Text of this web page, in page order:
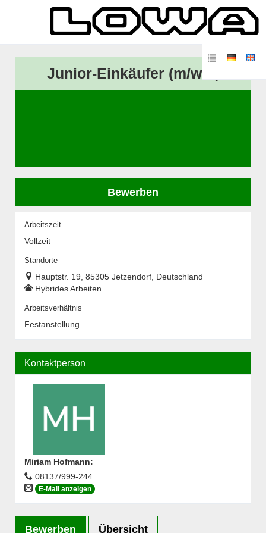
Junior-Einkäufer (m/w/d)
Bewerben
Arbeitszeit
Vollzeit
Standorte
Hauptstr. 19, 85305 Jetzendorf, Deutschland
Hybrides Arbeiten
Arbeitsverhältnis
Festanstellung
Kontaktperson
Miriam Hofmann:
08137/999-244
E-Mail anzeigen
Bewerben Übersicht